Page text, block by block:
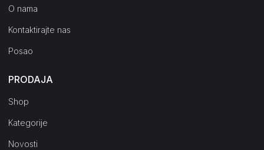
O nama
Kontaktirajte nas
Posao
PRODAJA
Shop
Kategorije
Novosti